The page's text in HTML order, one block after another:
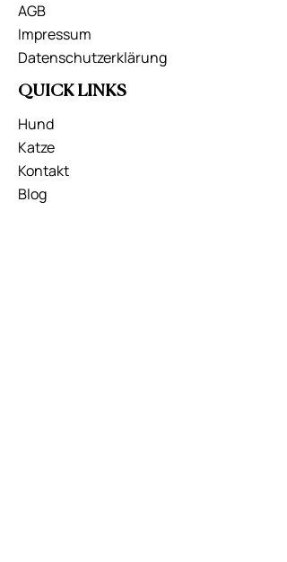
AGB
Impressum
Datenschutzerklärung
QUICK LINKS
Hund
Katze
Kontakt
Blog